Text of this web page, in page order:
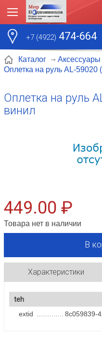
+7 (4922) 474-664
Каталог
Аксессуары
Оплетка на руль AL-59020
Оплетка на руль
винил
449.00 ₽
Товара нет в наличии
В
Характеристики
teh
extid
8c059839-